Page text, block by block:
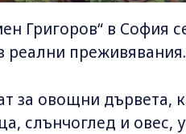
Григоров“ в София
реални преживявания.
за овощни дървета,
слънчоглед и овес,